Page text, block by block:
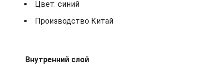
Цвет: синий
Производство Китай
Внутренний слой